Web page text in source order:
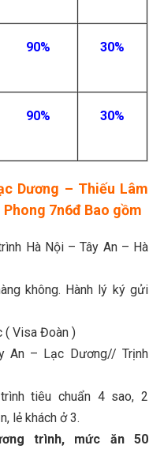
90% 30%
90% 30%
Dương – Thiếu Lâm
7n6đ Bao gồm
Hà Nội – Tây An – Hà
không. Hành lý ký gửi
( Visa Đoàn )
An – Lạc Dương// Trịnh
tiêu chuẩn 4 sao, 2
lẻ khách ở 3.
trình, mức ăn 50